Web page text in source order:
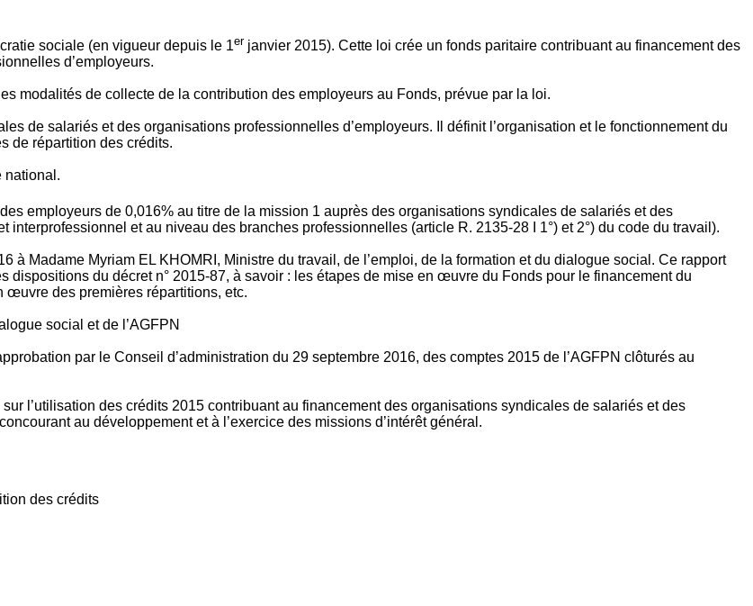
sociale (en vigueur depuis le 1er janvier 2015). Cette loi crée un fonds paritaire contribuant au financement des
d’employeurs.
modalités de collecte de la contribution des employeurs au Fonds, prévue par la loi.
de salariés et des organisations professionnelles d’employeurs. Il définit l’organisation et le fonctionnement du
de répartition des crédits.
national.
employeurs de 0,016% au titre de la mission 1 auprès des organisations syndicales de salariés et des
et au niveau des branches professionnelles (article R. 2135‐28 I 1°) et 2°) du code du travail).
à Madame Myriam EL KHOMRI, Ministre du travail, de l’emploi, de la formation et du dialogue social. Ce rapport
du décret n° 2015-87, à savoir : les étapes de mise en œuvre du Fonds pour le financement du
œuvre des premières répartitions, etc.
social et de l’AGFPN
par le Conseil d’administration du 29 septembre 2016, des comptes 2015 de l’AGFPN clôturés au
l’utilisation des crédits 2015 contribuant au financement des organisations syndicales de salariés et des
au développement et à l’exercice des missions d’intérêt général.
des crédits